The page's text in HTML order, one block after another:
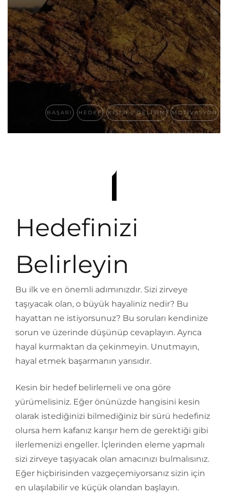
BAŞARI HEDEF KIŞISEL GELIŞIM MOTIVASYON
Hedefinizi
Belirleyin
Bu ilk ve en önemli adımınızdır. Sizi zirveye
taşıyacak olan, o büyük hayaliniz nedir? Bu
hayattan ne istiyorsunuz? Bu soruları kendinize
sorun ve üzerinde düşünüp cevaplayın. Ayrıca
hayal kurmaktan da çekinmeyin. Unutmayın,
hayal etmek başarmanın yarısıdır.
Kesin bir hedef belirlemeli ve ona göre
yürümelisiniz. Eğer önünüzde hangisini kesin
olarak istediğinizi bilmediğiniz bir sürü hedefiniz
olursa hem kafanız karışır hem de gerektiği gibi
ilerlemenizi engeller. İçlerinden eleme yapmalı
sizi zirveye taşıyacak olan amacınızı bulmalısınız.
Eğer hiçbirisinden vazgeçemiyorsanız sizin için
en ulaşılabilir ve küçük olandan başlayın.